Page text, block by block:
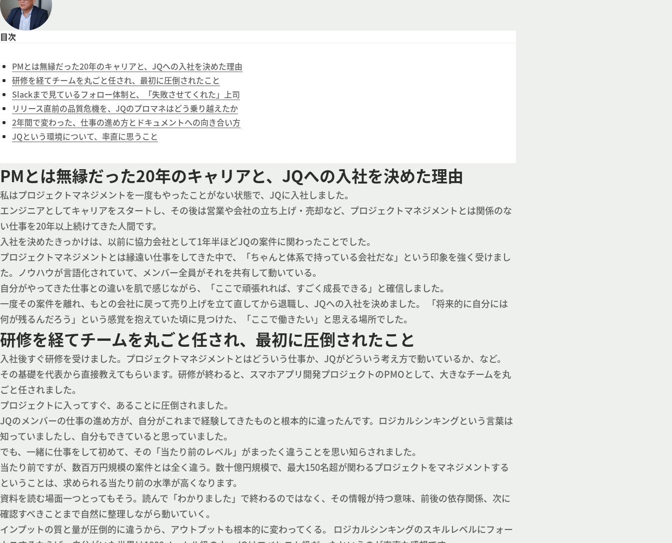
目次
PMとは無縁だった20年のキャリアと、JQへの入社を決めた理由
研修を経てチームを丸ごと任され、最初に圧倒されたこと
Slackまで見ているフォロー体制と、「失敗させてくれた」上司
リリース直前の品質危機を、JQのプロマネはどう乗り越えたか
2年間で変わった、仕事の進め方とドキュメントへの向き合い方
JQという環境について、率直に思うこと
PMとは無縁だった20年のキャリアと、JQへの入社を決めた理由
私はプロジェクトマネジメントを一度もやったことがない状態で、JQに入社しました。
エンジニアとしてキャリアをスタートし、その後は営業や会社の立ち上げ・売却など、プロジェクトマネジメントとは関係のな
い仕事を20年以上続けてきた人間です。
入社を決めたきっかけは、以前に協力会社として1年半ほどJQの案件に関わったことでした。
プロジェクトマネジメントとは縁遠い仕事をしてきた中で、「ちゃんと体系で持っている会社だな」という印象を強く受けまし
た。ノウハウが言語化されていて、メンバー全員がそれを共有して動いている。
自分がやってきた仕事との違いを肌で感じながら、「ここで頑張れれば、すごく成長できる」と確信しました。
一度その案件を離れ、もとの会社に戻って売り上げを立て直してから退職し、JQへの入社を決めました。 「将来的に自分には
何が残るんだろう」という感覚を抱えていた頃に見つけた、「ここで働きたい」と思える場所でした。
研修を経てチームを丸ごと任され、最初に圧倒されたこと
入社後すぐ研修を受けました。プロジェクトマネジメントとはどういう仕事か、JQがどういう考え方で動いているか、など。
その基礎を代表から直接教えてもらいます。研修が終わると、スマホアプリ開発プロジェクトのPMOとして、大きなチームを丸
ごと任されました。
プロジェクトに入ってすぐ、あることに圧倒されました。
JQのメンバーの仕事の進め方が、自分がこれまで経験してきたものと根本的に違ったんです。ロジカルシンキングという言葉は
知っていましたし、自分もできていると思っていました。
でも、一緒に仕事をして初めて、その「当たり前のレベル」がまったく違うことを思い知らされました。
当たり前ですが、数百万円規模の案件とは全く違う。数十億円規模で、最大150名超が関わるプロジェクトをマネジメントする
ということは、求められる当たり前の水準が高くなります。
資料を読む場面一つとってもそう。読んで「わかりました」で終わるのではなく、その情報が持つ意味、前後の依存関係、次に
確認すべきことまで自然に整理しながら動いていく。
インプットの質と量が圧倒的に違うから、アウトプットも根本的に変わってくる。 ロジカルシンキングのスキルレベルにフォー